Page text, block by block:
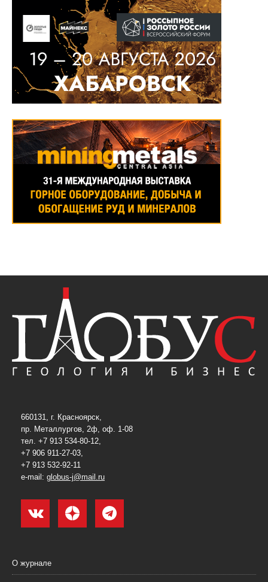
660131, г. Красноярск,
пр. Металлургов, 2ф, оф. 1-08
тел. +7 913 534-80-12,
+7 906 911-27-03,
+7 913 532-92-11
e-mail: globus-j@mail.ru
О журнале